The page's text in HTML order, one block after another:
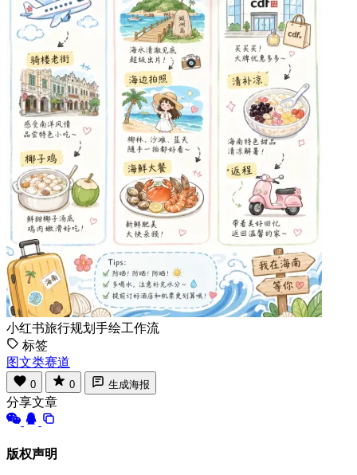
小红书旅行规划手绘工作流
标签
图文类赛道
0 0 生成海报
分享文章
版权声明